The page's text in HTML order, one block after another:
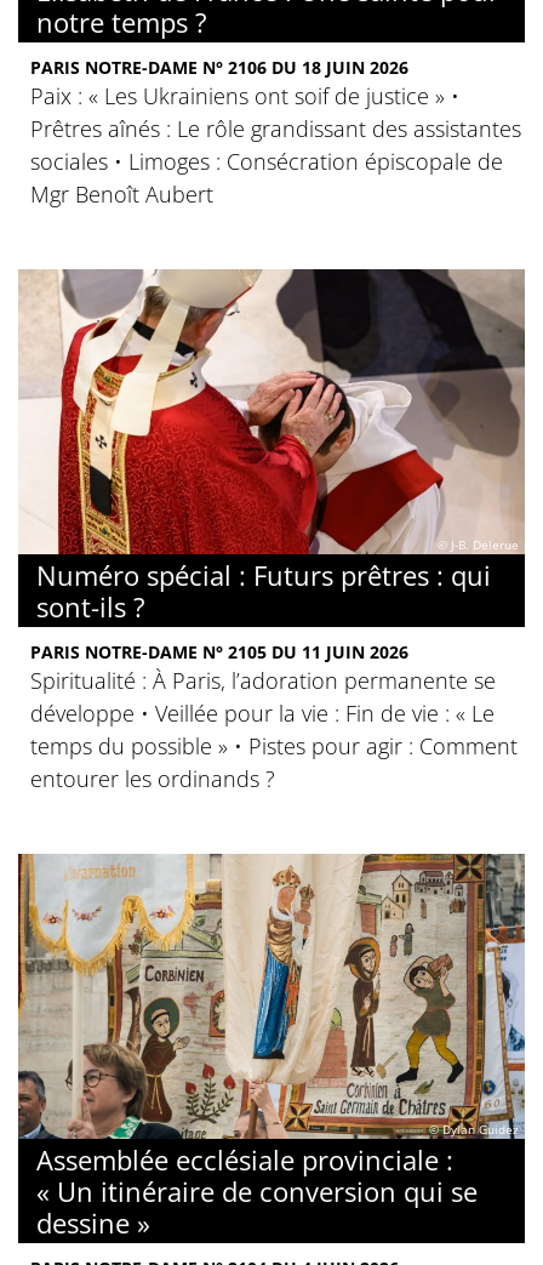
notre temps ?
PARIS NOTRE-DAME N° 2106 DU 18 JUIN 2026
Paix : « Les Ukrainiens ont soif de justice » •
Prêtres aînés : Le rôle grandissant des assistantes
sociales • Limoges : Consécration épiscopale de
Mgr Benoît Aubert
© J-B. Delerue
Numéro spécial : Futurs prêtres : qui
sont-ils ?
PARIS NOTRE-DAME N° 2105 DU 11 JUIN 2026
Spiritualité : À Paris, l’adoration permanente se
développe • Veillée pour la vie : Fin de vie : « Le
temps du possible » • Pistes pour agir : Comment
entourer les ordinands ?
© Dylan Guidez
Assemblée ecclésiale provinciale :
« Un itinéraire de conversion qui se
dessine »